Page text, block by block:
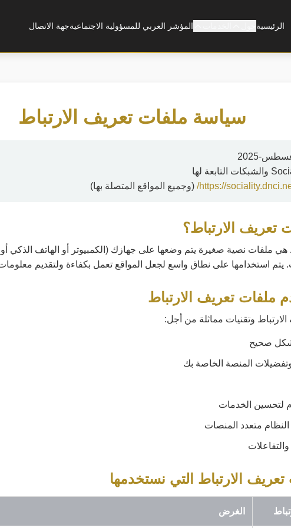
الرئيسية المؤشر العربي للمسؤولية الاجتماعيةجهة الاتصال
سياسة ملفات تعريف الارتباط
https:// (وجميع المواقع المتصلة بها)
هي ملفات نصية صغيرة يتم وضعها على جهازك (الكمبيوتر أو الهاتف الذكي
يتم استخدامها على نطاق واسع لجعل المواقع تعمل بكفاءة ولتقديم
وتقنيات مماثلة من أجل:
صحيح
المنصة الخاصة بك
لتحسين الخدمات
متعدد المنصات
الغرض